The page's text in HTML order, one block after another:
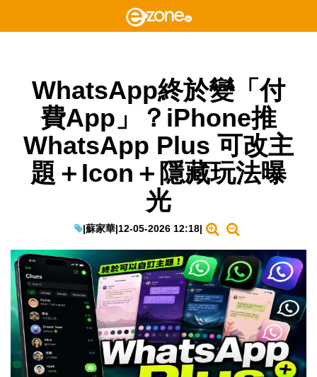
WhatsApp終於變「付
費App」？iPhone推
WhatsApp Plus 可改主
題＋Icon＋隱藏玩法曝
光
|蘇家華|12-05-2026 12:18|